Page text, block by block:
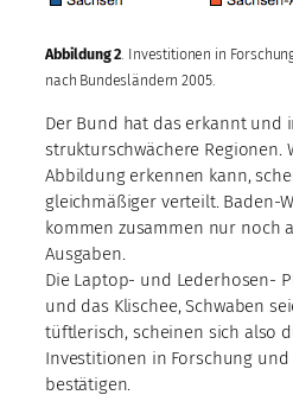
Abbildung 2 . Investitionen in
nach Bundesländern 2005.
Der Bund hat das erkannt und
strukturschwächere Regionen.
Abbildung erkennen kann,
gleichmäßiger verteilt. Baden-
kommen zusammen nur noch
Ausgaben.
Die Laptop- und Lederhosen-
und das Klischee, Schwaben
tüftlerisch, scheinen sich also
Investitionen in Forschung und
bestätigen.